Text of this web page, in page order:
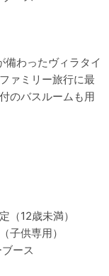
備わったヴィラタイ
ァミリー旅行に最
のバスルームも用
（12歳未満）
子供専用）
ース